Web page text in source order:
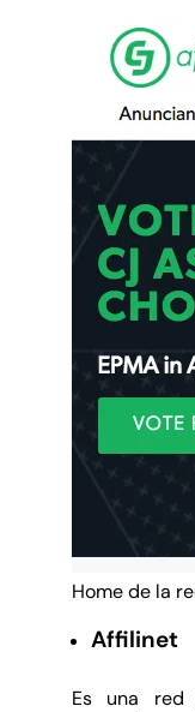
Home de la
Affilinet
Es una red